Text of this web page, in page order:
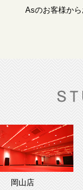
Asのお客様から
岡山店